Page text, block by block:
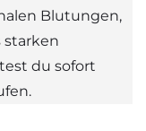
Blutungen,
starken
du sofort